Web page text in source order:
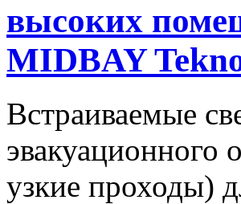
высоких
MIDBAY
Встраиваемые
эвакуационного
узкие проходы)